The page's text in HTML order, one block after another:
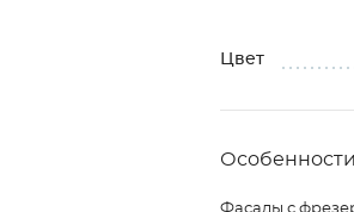
Цвет
Особенности